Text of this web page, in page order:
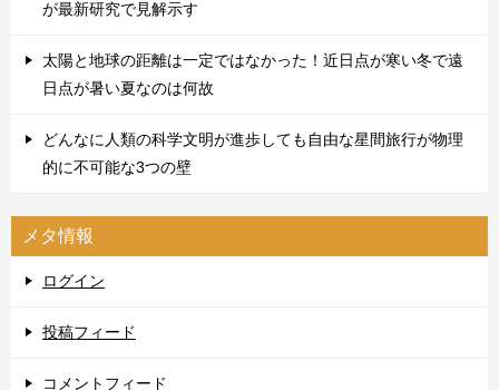
が最新研究で見解示す
太陽と地球の距離は一定ではなかった！近日点が寒い冬で遠
日点が暑い夏なのは何故
どんなに人類の科学文明が進歩しても自由な星間旅行が物理
的に不可能な3つの壁
メタ情報
ログイン
投稿フィード
コメントフィード